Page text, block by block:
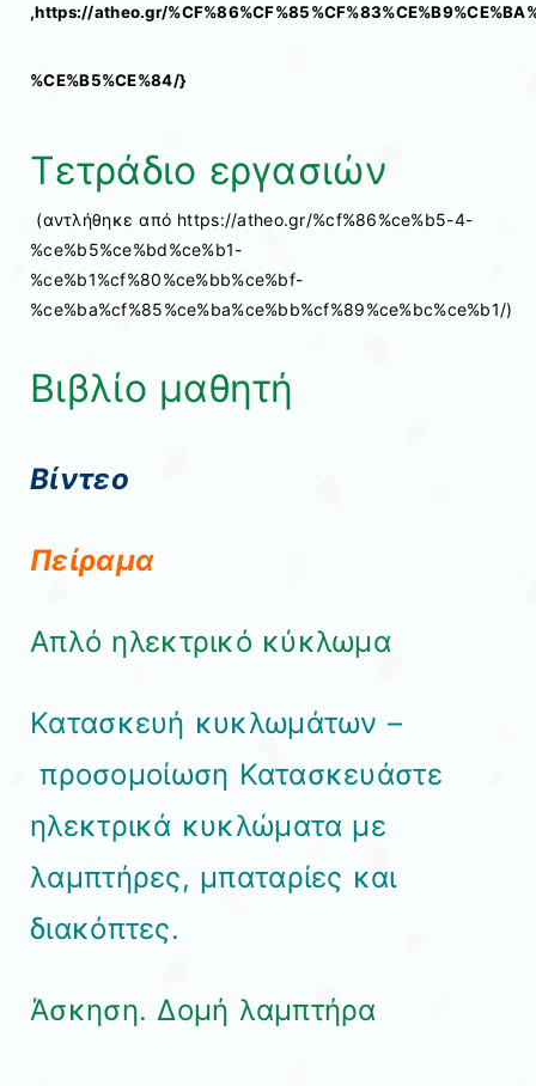
,https://atheo.gr/
%CE%B5%CE%84/}
Τετράδιο εργασιών
(αντλήθηκε από https://atheo.gr/%cf%86%ce%b5-4-
%ce%b5%ce%bd%ce%b1-
%ce%b1%cf%80%ce%bb%ce%bf-
%ce%ba%cf%85%ce%ba%ce%bb%cf%89%ce%bc%ce%b1/)
Βιβλίο μαθητή
Βίντεο
Πείραμα
Απλό ηλεκτρικό κύκλωμα
Κατασκευή κυκλωμάτων –
προσομοίωση Κατασκευάστε
ηλεκτρικά κυκλώματα με
λαμπτήρες, μπαταρίες και
διακόπτες.
Άσκηση. Δομή λαμπτήρα